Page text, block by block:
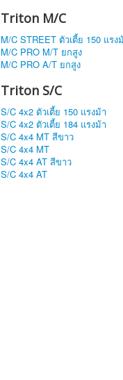
Triton M/C
M/C STREET ตัวเตี้ย 150 แรง
M/C PRO M/T ยกสูง
M/C PRO A/T ยกสูง
Triton S/C
S/C 4x2 ตัวเตี้ย 150 แรงม้า
S/C 4x2 ตัวเตี้ย 184 แรงม้า
S/C 4x4 MT สีขาว
S/C 4x4 MT
S/C 4x4 AT สีขาว
S/C 4x4 AT